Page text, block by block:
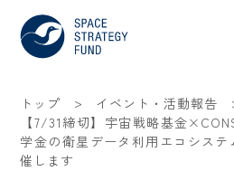
トップ > イベント・活動報告
【7/31締切】宇宙戦略基金
学金の衛星データ利用エコシス
催します